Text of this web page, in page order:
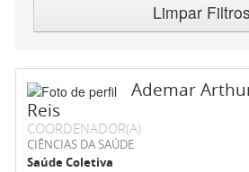
Limpar Filtros
Ademar
Reis
COORDENADOR(A)
CIÊNCIAS DA SAÚDE
Saúde Coletiva